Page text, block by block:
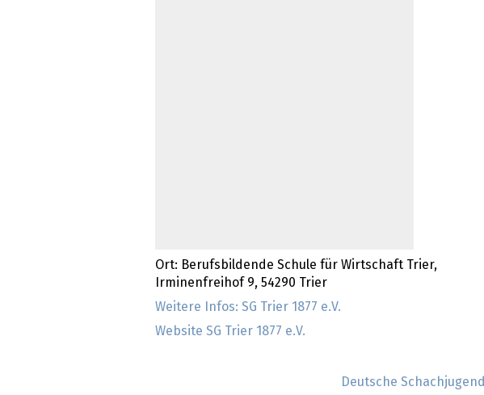
Ort: Berufsbildende Schule für Wirtschaft Trier,
Irminenfreihof 9, 54290 Trier
Weitere Infos: SG Trier 1877 e.V.
Website SG Trier 1877 e.V.
Deutsche Schachjugend